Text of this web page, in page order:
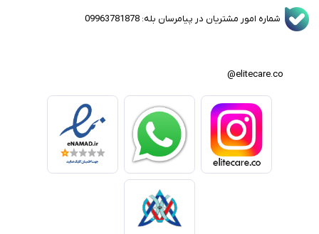
شماره امور مشتریان در پیامرسان بله: 09963781878